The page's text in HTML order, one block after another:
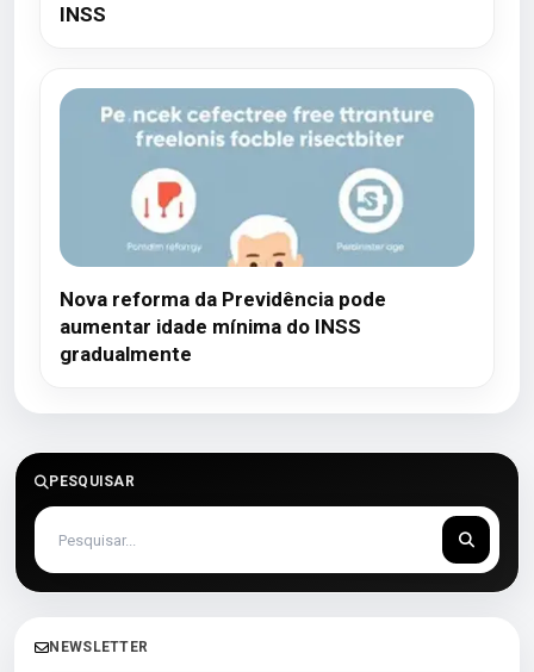
INSS
Nova reforma da Previdência pode
aumentar idade mínima do INSS
gradualmente
PESQUISAR
NEWSLETTER